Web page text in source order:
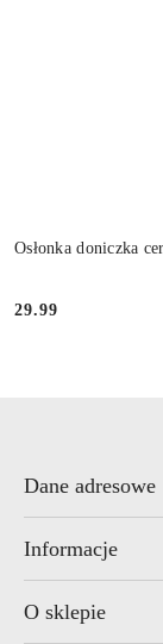
Osłonka doniczka
Cena:
29.99
Dane adresowe
Informacje
O sklepie